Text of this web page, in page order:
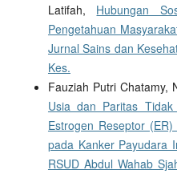
Latifah, Hubungan
Pengetahuan
Jurnal Sains dan
Kes.
Fauziah Putri Chatamy,
Usia dan Paritas
Estrogen Reseptor
pada Kanker Payudara
RSUD Abdul Wahab